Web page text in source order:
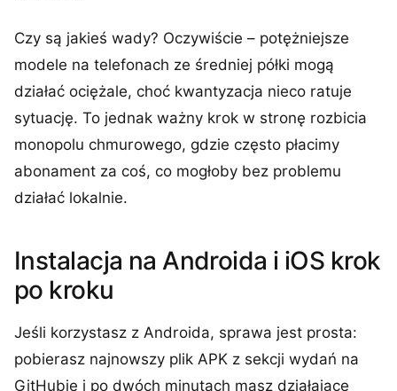
Czy są jakieś wady? Oczywiście – potężniejsze
modele na telefonach ze średniej półki mogą
działać ociężale, choć kwantyzacja nieco ratuje
sytuację. To jednak ważny krok w stronę rozbicia
monopolu chmurowego, gdzie często płacimy
abonament za coś, co mogłoby bez problemu
działać lokalnie.
Instalacja na Androida i iOS krok
po kroku
Jeśli korzystasz z Androida, sprawa jest prosta:
pobierasz najnowszy plik APK z sekcji wydań na
GitHubie i po dwóch minutach masz działające